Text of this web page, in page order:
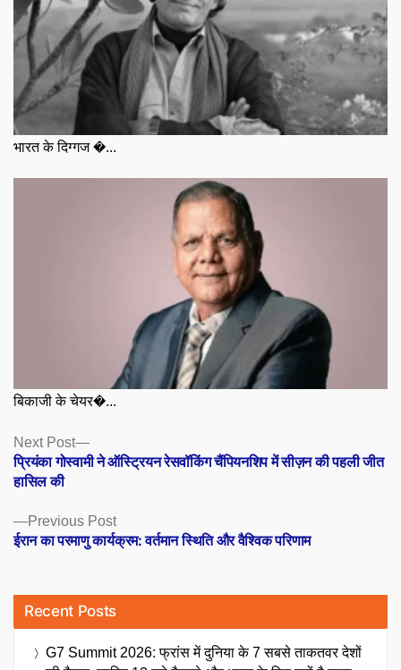
भारत के दिग्गज �...
बिकाजी के चेयर�...
Posts
navigation
Previous PostPrevious
post:
ईरान का परमाणु कार्यक्रम: वर्तमान स्थिति और वैश्विक परिणाम
Next Post
Next
post:
प्रियंका गोस्वामी ने ऑस्ट्रियन रेसवॉकिंग चैंपियनशिप में सीज़न की पहली जीत
हासिल की
Recent Posts
G7 Summit 2026: फ्रांस में दुनिया के 7 सबसे ताकतवर देशों